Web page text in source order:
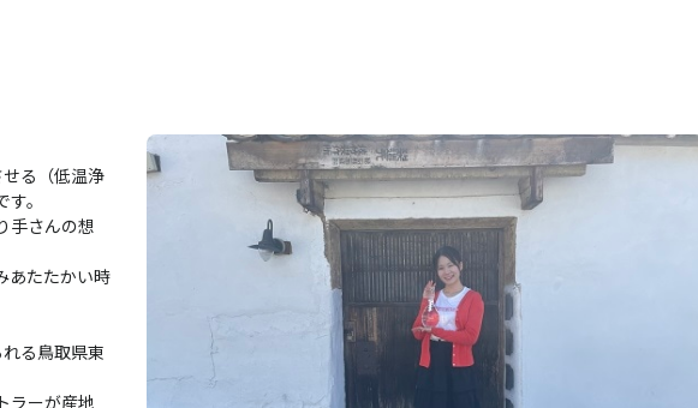
る（低温浄
。
手さんの想
あたたかい時
る鳥取県東
ラーが産地